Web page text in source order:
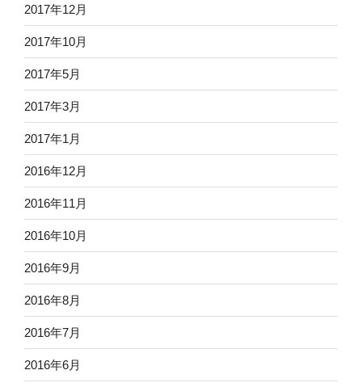
2017年12月
2017年10月
2017年5月
2017年3月
2017年1月
2016年12月
2016年11月
2016年10月
2016年9月
2016年8月
2016年7月
2016年6月